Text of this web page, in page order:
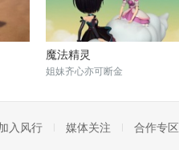
魔法精灵
姐妹齐心亦可断金
入风行 媒体关注 合作专区